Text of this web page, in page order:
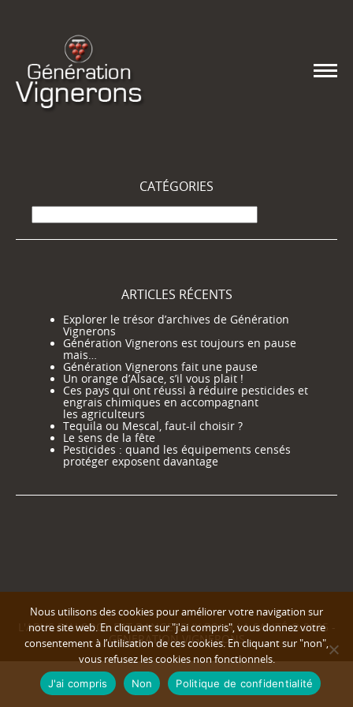
CATÉGORIES
Catégories
ARTICLES RÉCENTS
Explorer le trésor d’archives de Génération
Vignerons
Génération Vignerons est toujours en pause
mais…
Génération Vignerons fait une pause
Un orange d’Alsace, s’il vous plait !
Ces pays qui ont réussi à réduire pesticides et
engrais chimiques en accompagnant
les agriculteurs
Tequila ou Mescal, faut-il choisir ?
Le sens de la fête
Pesticides : quand les équipements censés
protéger exposent davantage
L'ABUS D'ALCOOL EST DANGEREUX POUR LA SANTÉ © 2025 -
GENERATION VIGNERONS
Nous utilisons des cookies pour améliorer votre navigation sur
notre site web. En cliquant sur "j'ai compris", vous donnez votre
consentement à l’utilisation de ces cookies. En cliquant sur "non",
vous refusez les cookies non fonctionnels.
J'ai compris Non Politique de confidentialité